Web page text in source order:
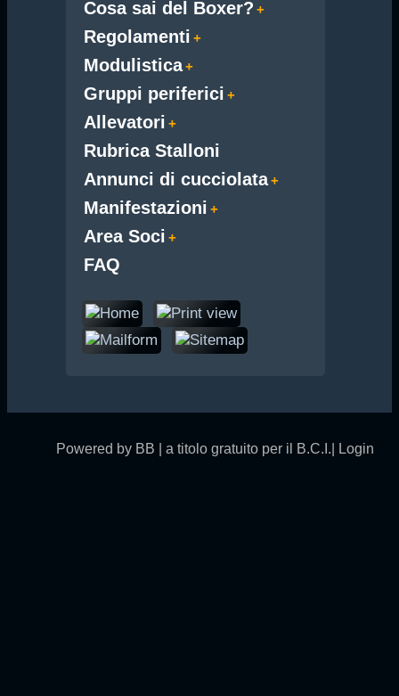
Cosa sai del Boxer?
Regolamenti
Modulistica
Gruppi periferici
Allevatori
Rubrica Stalloni
Annunci di cucciolata
Manifestazioni
Area Soci
FAQ
Powered by BB | a titolo gratuito per il B.C.I.| Login